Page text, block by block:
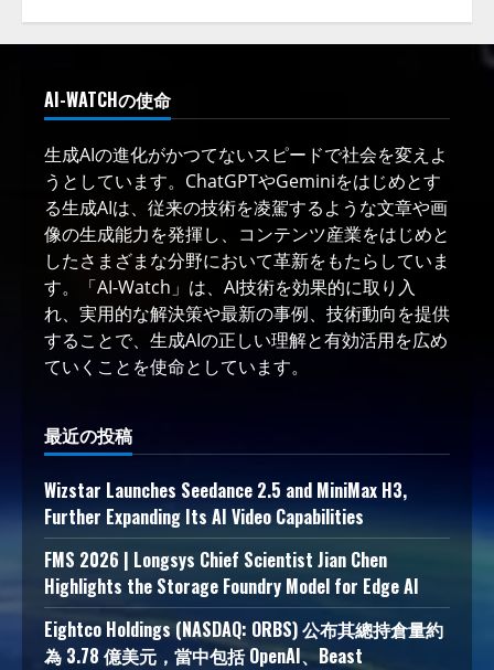
AI-WATCHの使命
生成AIの進化がかつてないスピードで社会を変えよ
うとしています。ChatGPTやGeminiをはじめとす
る生成AIは、従来の技術を凌駕するような文章や画
像の生成能力を発揮し、コンテンツ産業をはじめと
したさまざまな分野において革新をもたらしていま
す。「AI-Watch」は、AI技術を効果的に取り入
れ、実用的な解決策や最新の事例、技術動向を提供
することで、生成AIの正しい理解と有効活用を広め
ていくことを使命としています。
最近の投稿
Wizstar Launches Seedance 2.5 and MiniMax H3,
Further Expanding Its AI Video Capabilities
FMS 2026 | Longsys Chief Scientist Jian Chen
Highlights the Storage Foundry Model for Edge AI
Eightco Holdings (NASDAQ: ORBS) 公布其總持倉量約
為 3.78 億美元，當中包括 OpenAI、Beast